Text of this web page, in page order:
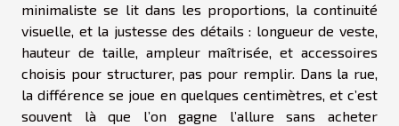
minimaliste se lit dans les proportions, la continuité
visuelle, et la justesse des détails : longueur de veste,
hauteur de taille, ampleur maîtrisée, et accessoires
choisis pour structurer, pas pour remplir. Dans la rue,
la différence se joue en quelques centimètres, et c’est
souvent là que l’on gagne l’allure sans acheter